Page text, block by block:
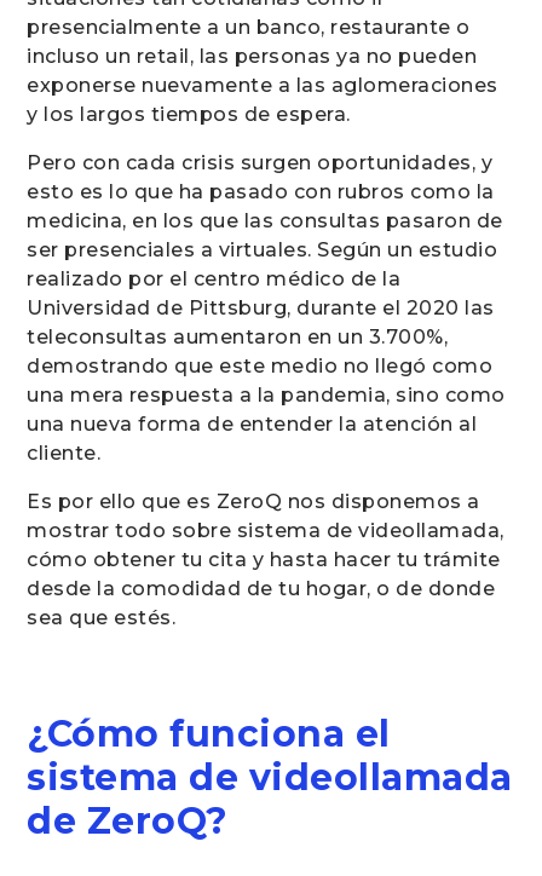
presencialmente a un banco, restaurante o
incluso un retail, las personas ya no pueden
exponerse nuevamente a las aglomeraciones
y los largos tiempos de espera.
Pero con cada crisis surgen oportunidades, y
esto es lo que ha pasado con rubros como la
medicina, en los que las consultas pasaron de
ser presenciales a virtuales. Según un estudio
realizado por el centro médico de la
Universidad de Pittsburg, durante el 2020 las
teleconsultas aumentaron en un 3.700%,
demostrando que este medio no llegó como
una mera respuesta a la pandemia, sino como
una nueva forma de entender la atención al
cliente.
Es por ello que es ZeroQ nos disponemos a
mostrar todo sobre sistema de videollamada,
cómo obtener tu cita y hasta hacer tu trámite
desde la comodidad de tu hogar, o de donde
sea que estés.
¿Cómo funciona el
sistema de videollamada
de ZeroQ?